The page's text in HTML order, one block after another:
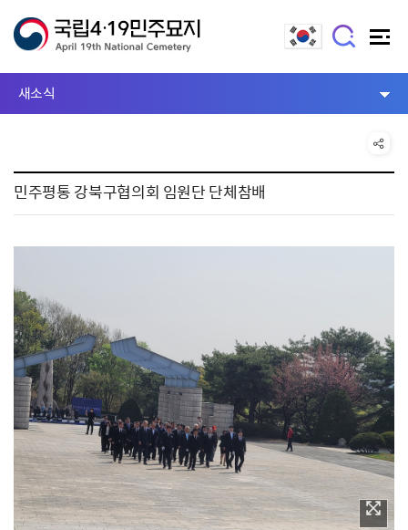
새소식
민주평통 강북구협의회 임원단 단체참배